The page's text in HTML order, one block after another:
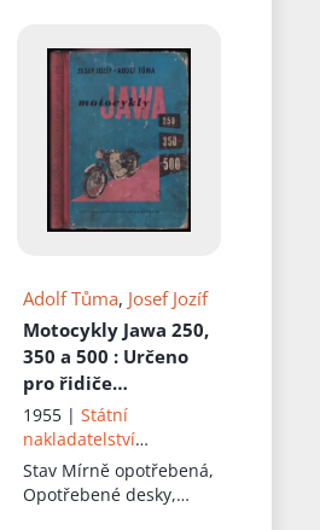
Adolf Tůma, Josef Jozíf
Motocykly Jawa 250,
350 a 500 : Určeno
pro řidiče
motocyklů Jawa
1955 |Státní
nakladatelství
technické literatury
Stav Mírně opotřebená,
Opotřebené desky,